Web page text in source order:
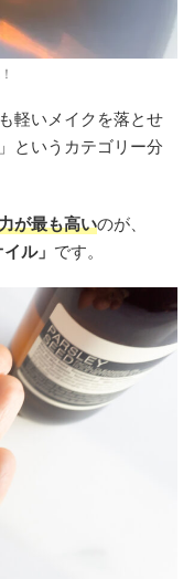
軽いメイクを落とせ
というカテゴリー分
が最も高いのが、
ル」 です。